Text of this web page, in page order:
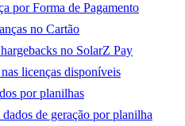
por Forma de Pagamento
no Cartão
no SolarZ Pay
licenças disponíveis
por planilhas
de geração por planilha